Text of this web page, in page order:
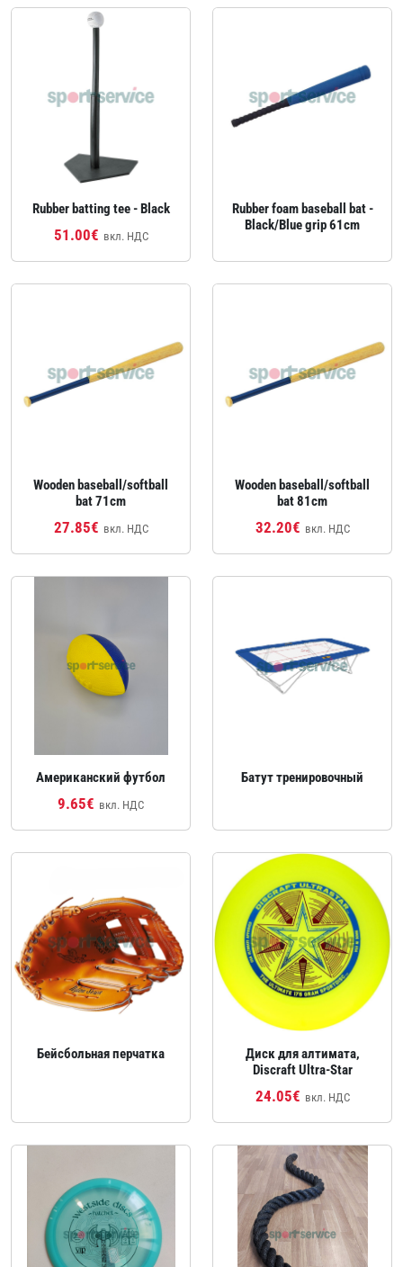
Rubber batting tee - Black
51.00€ вкл. НДС
Rubber foam baseball bat -
Black/Blue grip 61cm
Wooden baseball/softball
bat 71cm
27.85€ вкл. НДС
Wooden baseball/softball
bat 81cm
32.20€ вкл. НДС
Американский футбол
9.65€ вкл. НДС
Батут тренировочный
Бейсбольная перчатка
Диск для алтимата,
Discraft Ultra‑Star
24.05€ вкл. НДС